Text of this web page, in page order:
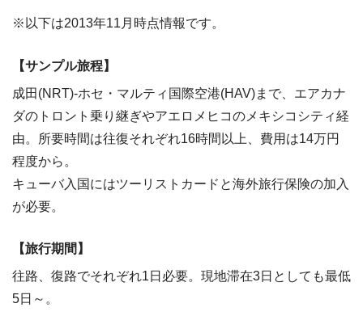
※以下は2013年11月時点情報です。
【サンプル旅程】
成田(NRT)-ホセ・マルティ国際空港(HAV)まで、エアカナ
ダのトロント乗り継ぎやアエロメヒコのメキシコシティ経
由。所要時間は往復それぞれ16時間以上、費用は14万円
程度から。
キューバ入国にはツーリストカードと海外旅行保険の加入
が必要。
【旅行期間】
往路、復路でそれぞれ1日必要。現地滞在3日としても最低
5日～。